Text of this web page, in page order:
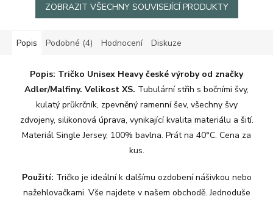
ZOBRAZIT VŠECHNY SOUVISEJÍCÍ PRODUKTY
Popis Podobné (4) Hodnocení Diskuze
Popis: Tričko Unisex Heavy české výroby od značky
Adler/Malfiny. Velikost XS. Tubulární střih s bočními švy,
kulatý průkrčník, zpevněný ramenní šev, všechny švy
zdvojeny, silikonová úprava, vynikající kvalita materiálu a šití.
Materiál Single Jersey, 100% bavlna. Prát na 40°C. Cena za
kus.
Použití: Tričko je ideální k dalšímu ozdobení nášivkou nebo
nažehlovačkami. Vše najdete v našem obchodě. Jednoduše